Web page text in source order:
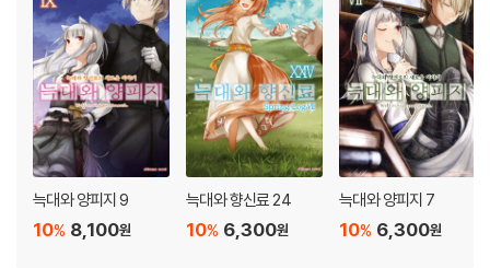
늑대와 양피지 9
8,100원
10%
늑대와 향신료 24
6,300원
10%
늑대와 양피지 7
6,300원
10%